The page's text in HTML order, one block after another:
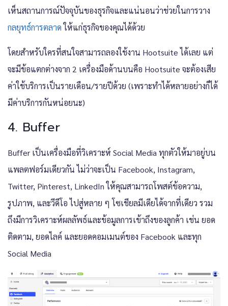
เห็นสถานการณ์ปัจจุบันของธุรกิจและแน่นอนว่าช่วยในการวาง
กลยุทธ์การตลาดให้แก่ธุรกิจของคุณได้ด้วย
โดยสำหรับใครที่สนใจสามารถลองใช้งาน Hootsuite ได้เลย แต่
จะมีข้อแตกต่างจาก 2 เครื่องมือด้านบนคือ Hootsuite จะต้องเสีย
ค่าใช้บริการเป็นรายเดือน/รายปีด้วย (เพราะทำได้หลายอย่างก็ได้
มีค่าบริการกันหน่อยนะ)
4. Buffer
Buffer เป็นเครื่องมือที่วิเคราะห์ Social Media ทุกตัวให้มาอยู่บน
แพลตฟอร์มเดียวกัน ไม่ว่าจะเป็น Facebook, Instagram,
Twitter, Pinterest, LinkedIn ให้คุณสามารถโพสต์ข้อความ,
รูปภาพ, และวีดีโอ ไปสู่หลาย ๆ โซเชียลมีเดียได้จากที่เดียว รวม
ถึงมีการวิเคราะห์ผลลัพธ์และข้อมูลการเข้าถึงของลูกค้า เช่น ยอด
ติดตาม, ยอดไลค์ และยอดคอมเมนต์ของ Facebook และทุก
Social Media